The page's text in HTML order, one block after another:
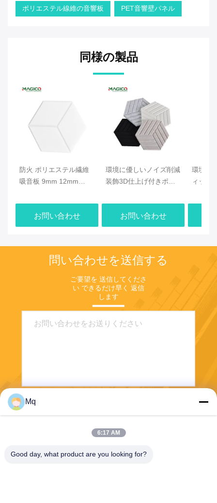
ポリエステル線維の音響板 PET音響壁パネル
同様の製品
防火 ポリエステル繊維
吸音板 9mm 12mm
お問い合わせ
環境に優しいノイズ削減
装飾3D仕上げ付きポリ
お問い合わせ
環境に
ィック
ネル
問い合わせを送信する
ご要望を 送信してくださ
い できるだけ早く 返信
します
Mq
6:17 AM
Good day, what product are you looking for?